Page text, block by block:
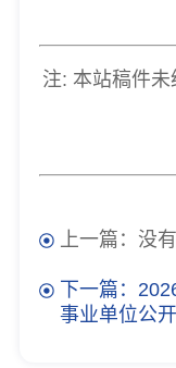
注: 本站稿件
上一篇：没
下一篇：
事业单位公